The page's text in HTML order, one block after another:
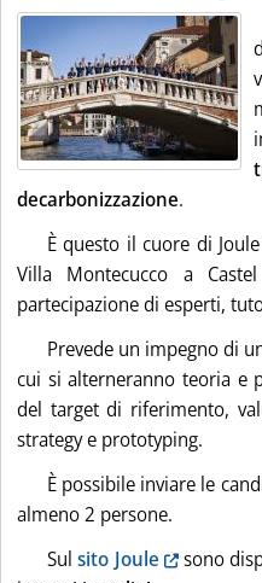
decarbonizzazione.
È questo il cuore di
Villa Montecucco a
partecipazione di esperti,
Prevede un impegno di
cui si alterneranno teoria e
del target di riferimento,
strategy e prototyping.
È possibile inviare le
almeno 2 persone.
Sulsito Joule
sono